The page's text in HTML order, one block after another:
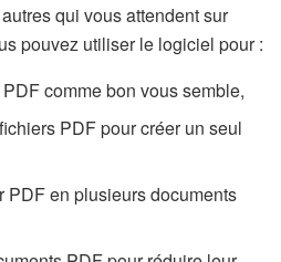
qui vous attendent sur
pouvez utiliser le logiciel pour :
comme bon vous semble,
PDF pour créer un seul
PDF en plusieurs documents